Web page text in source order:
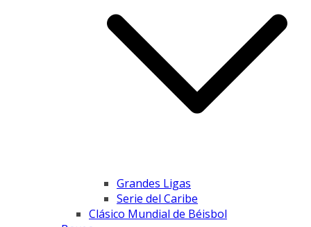
Grandes Ligas
Serie del Caribe
Clásico Mundial de Béisbol